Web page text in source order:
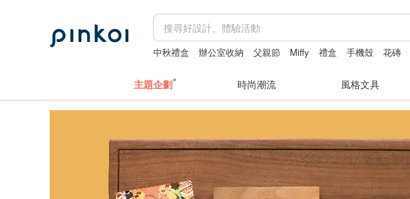
中秋禮盒 辦公室收納 父親節 Miffy 禮盒 手機殼 花磚
主題企劃 時尚潮流 風格文具